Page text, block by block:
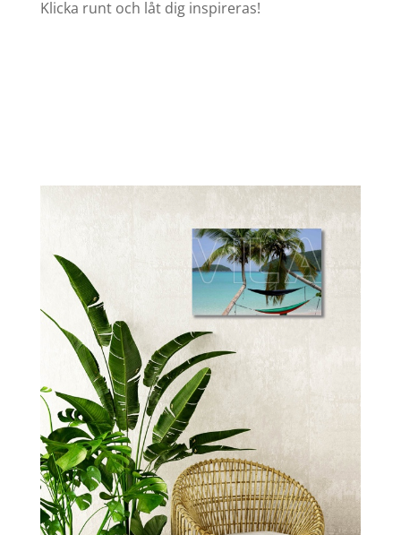
Klicka runt och låt dig inspireras!